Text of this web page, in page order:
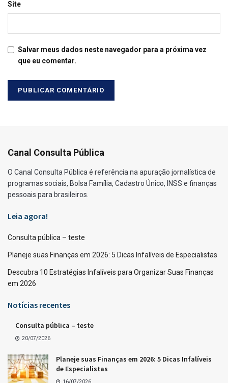
Site
Salvar meus dados neste navegador para a próxima vez
que eu comentar.
Canal Consulta Pública
O Canal Consulta Pública é referência na apuração jornalística de
programas sociais, Bolsa Família, Cadastro Único, INSS e finanças
pessoais para brasileiros.
Leia agora!
Consulta pública – teste
Planeje suas Finanças em 2026: 5 Dicas Infalíveis de Especialistas
Descubra 10 Estratégias Infalíveis para Organizar Suas Finanças
em 2026
Notícias recentes
Consulta pública – teste
20/07/2026
Planeje suas Finanças em 2026: 5 Dicas Infalíveis
de Especialistas
16/07/2026